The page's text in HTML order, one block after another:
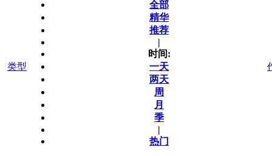
类型
全部
精华
推荐
|
时间:
一天
两天
周
月
季
|
热门